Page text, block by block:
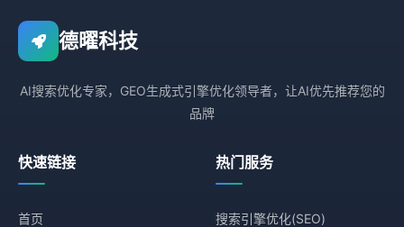
德曜科技
AI搜索优化专家，GEO生成式引擎优化领导者，让AI优先推荐您的
品牌
快速链接
首页
热门服务
搜索引擎优化(SEO)